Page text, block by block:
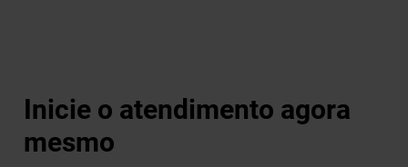
Inicie o atendimento agora
mesmo